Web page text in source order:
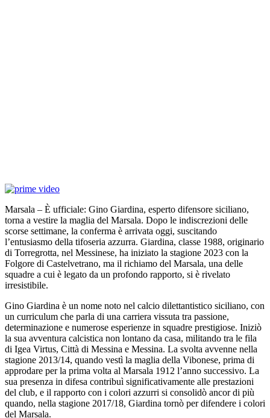
Marsala – È ufficiale: Gino Giardina, esperto difensore siciliano,
torna a vestire la maglia del Marsala. Dopo le indiscrezioni delle
scorse settimane, la conferma è arrivata oggi, suscitando
l’entusiasmo della tifoseria azzurra. Giardina, classe 1988, originario
di Torregrotta, nel Messinese, ha iniziato la stagione 2023 con la
Folgore di Castelvetrano, ma il richiamo del Marsala, una delle
squadre a cui è legato da un profondo rapporto, si è rivelato
irresistibile.
Gino Giardina è un nome noto nel calcio dilettantistico siciliano, con
un curriculum che parla di una carriera vissuta tra passione,
determinazione e numerose esperienze in squadre prestigiose. Iniziò
la sua avventura calcistica non lontano da casa, militando tra le fila
di Igea Virtus, Città di Messina e Messina. La svolta avvenne nella
stagione 2013/14, quando vestì la maglia della Vibonese, prima di
approdare per la prima volta al Marsala 1912 l’anno successivo. La
sua presenza in difesa contribuì significativamente alle prestazioni
del club, e il rapporto con i colori azzurri si consolidò ancor di più
quando, nella stagione 2017/18, Giardina tornò per difendere i colori
del Marsala.